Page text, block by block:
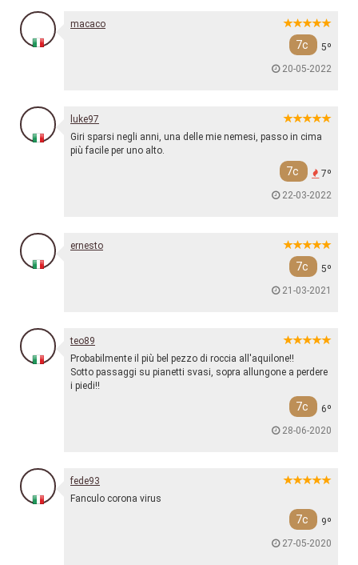
macaco
7c
5º
20-05-2022
luke97
Giri sparsi negli anni, una delle mie nemesi, passo in cima
più facile per uno alto.
7c
7º
22-03-2022
ernesto
7c
5º
21-03-2021
teo89
Probabilmente il più bel pezzo di roccia all'aquilone!!
Sotto passaggi su pianetti svasi, sopra allungone a perdere
i piedi!!
7c
6º
28-06-2020
fede93
Fanculo corona virus
7c
9º
27-05-2020